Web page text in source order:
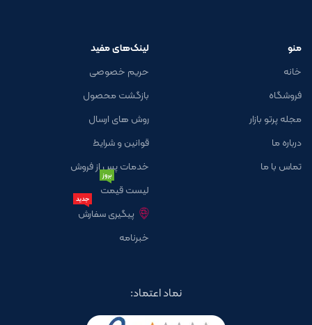
منو
خانه
فروشگاه
مجله پرتو بازار
درباره ما
تماس با ما
لینک‌های مفید
حریم خصوصی
بازگشت محصول
روش های ارسال
قوانین و شرایط
خدمات پس از فروش
لیست قیمت
بروز
پیگیری سفارش
جدید
خبرنامه
نماد اعتماد: